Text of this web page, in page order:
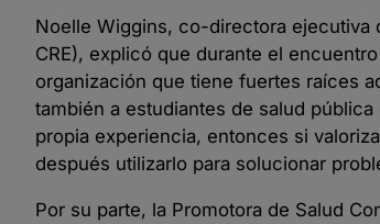
Noelle Wiggins, co-directora ejecutiva
CRE), explicó que durante el
organización que tiene fuertes raíces
también a estudiantes de salud
propia experiencia, entonces si
después utilizarlo para solucionar
Por su parte, la Promotora de Salud